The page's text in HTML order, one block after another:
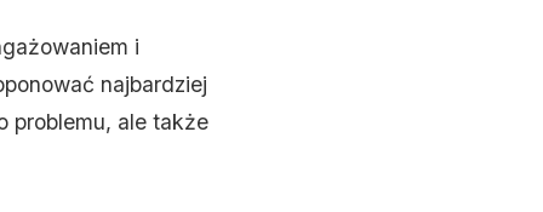
i
najbardziej
problemu, ale także